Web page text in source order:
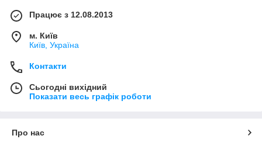
Працює з 12.08.2013
м. Київ
Київ, Україна
Контакти
Сьогодні вихідний
Показати весь графік роботи
Про нас